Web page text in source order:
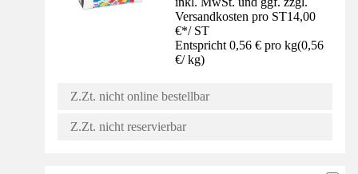
Versandkosten pro ST14,00
€*/ ST
Entspricht 0,56 € pro kg(0,56
€/ kg)
Z.Zt. nicht online bestellbar
Z.Zt. nicht reservierbar